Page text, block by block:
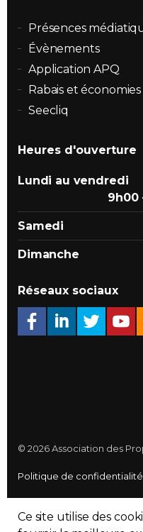
Présences
Évènements
Application APQ
Rabais et économies
Seecliq
Heures d'ouverture
Lundi au vendredi
9h00
Samedi
Dimanche
Réseaux sociaux
© 2026 Association des
Politique de confidentialité
Ce site utilise des